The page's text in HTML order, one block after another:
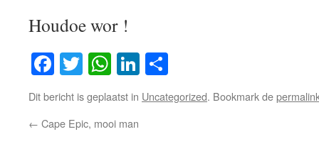
Houdoe wor !
Facebook
TwitterWhatsApp
LinkedIn
Dit bericht is geplaatst in Uncategorized. Bookmark de
← Cape Epic, mooi man